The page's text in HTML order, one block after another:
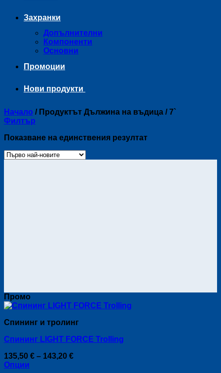
Захранки
Допълнителни
Компоненти
Основни
Промоции
Нови продукти
Начало /Продуктът Дължина на въдица /7`
Филтър
Показване на единствения резултат
Промо
Спининг и тролинг
Спининг LIGHT FORCE Trolling
135,50 € – 143,20 €Price
Опции